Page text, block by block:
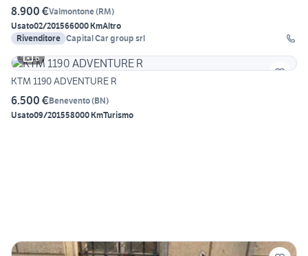
8.900 €Valmontone(RM)
Usato02/201566000 KmAltro
Rivenditore Capital Car group srl
6
KTM 1190 ADVENTURE R
6.500 €Benevento(BN)
Usato09/201558000 KmTurismo